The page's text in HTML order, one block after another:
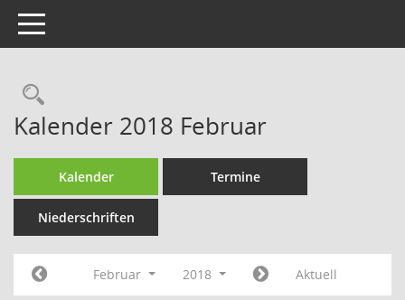
Toggle navigation
Rechercheauswahl
Kalender 2018 Februar
Kalender Termine
Niederschriften
Februar 2018 Aktuell